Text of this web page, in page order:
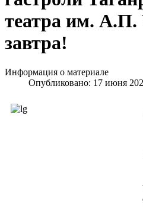
театра им.
завтра!
Информация о материале
Опубликовано: 17 июня